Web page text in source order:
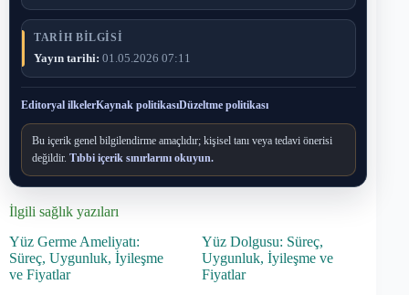
TARIH BILGISI
Yayın tarihi: 01.05.2026 07:11
Editoryal ilkelerKaynak politikasıDüzeltme politikası
Bu içerik genel bilgilendirme amaçlıdır; kişisel tanı veya tedavi önerisi
değildir. Tıbbi içerik sınırlarını okuyun.
İlgili sağlık yazıları
Yüz Germe Ameliyatı:
Süreç, Uygunluk, İyileşme
ve Fiyatlar
Yüz Dolgusu: Süreç,
Uygunluk, İyileşme ve
Fiyatlar